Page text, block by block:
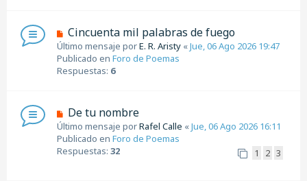
n
s
a
j
N
u
e
v
n
s
a
j
Cincuenta mil palabras de fuego
Último mensaje porE. R. Aristy «Jue, 06 Ago 2026 19:47
Publicado en Foro de Poemas
Respuestas: 6
N
u
e
v
De tu nombre
Último mensaje porRafel Calle «Jue, 06 Ago 2026 16:11
Publicado en Foro de Poemas
Respuestas: 32 1 2 3